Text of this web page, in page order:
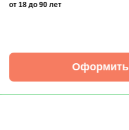
от 18 до 90 лет
Оформить